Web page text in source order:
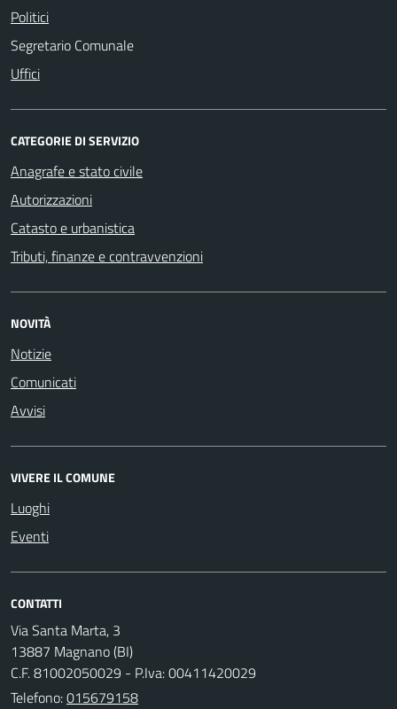
Politici
Segretario Comunale
Uffici
CATEGORIE DI SERVIZIO
Anagrafe e stato civile
Autorizzazioni
Catasto e urbanistica
Tributi, finanze e contravvenzioni
NOVITÀ
Notizie
Comunicati
Avvisi
VIVERE IL COMUNE
Luoghi
Eventi
CONTATTI
Via Santa Marta, 3
13887 Magnano (BI)
C.F. 81002050029 - P.Iva: 00411420029
Telefono:015679158